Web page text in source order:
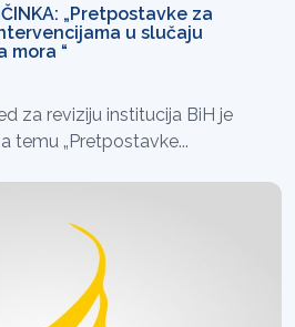
„Pretpostavke za
u slučaju
mora “
za reviziju institucija BiH je
temu „Pretpostavke...